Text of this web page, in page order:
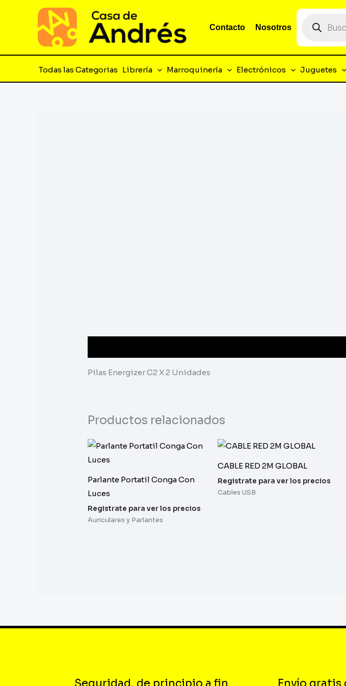
contenido
Contacto Nosotros
productos
Todas las Categorias Librería Marroquinería Electrónicos Juguetes
Pilas Energizer C2 X 2 Unidades
Productos relacionados
Parlante Portatil Conga Con
Luces
Registrate para ver los precios
Auriculares y Parlantes
CABLE RED 2M GLOBAL
Registrate para ver los precios
Cables USB